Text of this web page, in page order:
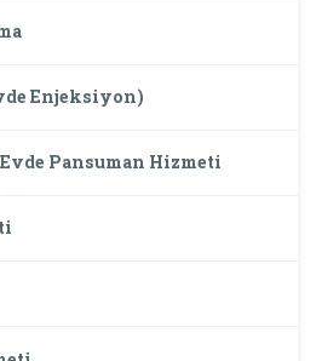
Enjeksiyon)
Pansuman Hizmeti